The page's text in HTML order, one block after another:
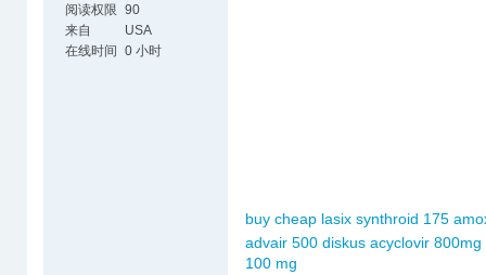
阅读权限 90
来自
USA
在线时间
0 小时
buy cheap lasix synthroid 175
advair 500 diskus acyclovir 800mg
100 mg